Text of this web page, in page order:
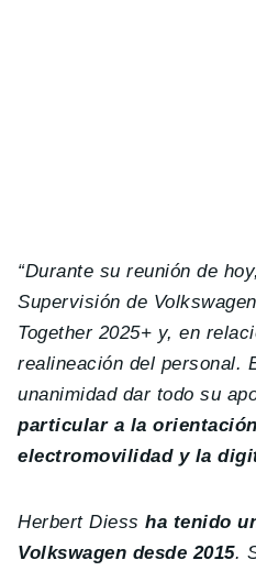
“Durante su reunión de
Supervisión de
Together 2025+ y, en
realineación del personal.
unanimidad dar todo su
particular a la
electromovilidad y la
Herbert Diessha tenido
Volkswagen desde 2015.